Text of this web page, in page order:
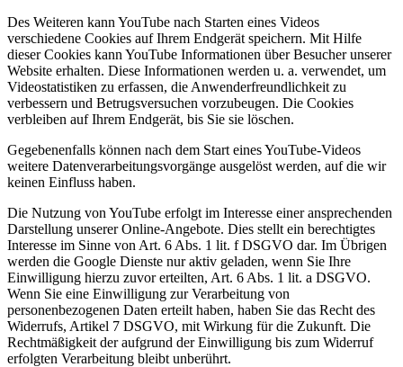
Des Weiteren kann YouTube nach Starten eines Videos
verschiedene Cookies auf Ihrem Endgerät speichern. Mit Hilfe
dieser Cookies kann YouTube Informationen über Besucher unserer
Website erhalten. Diese Informationen werden u. a. verwendet, um
Videostatistiken zu erfassen, die Anwenderfreundlichkeit zu
verbessern und Betrugsversuchen vorzubeugen. Die Cookies
verbleiben auf Ihrem Endgerät, bis Sie sie löschen.
Gegebenenfalls können nach dem Start eines YouTube-Videos
weitere Datenverarbeitungsvorgänge ausgelöst werden, auf die wir
keinen Einfluss haben.
Die Nutzung von YouTube erfolgt im Interesse einer ansprechenden
Darstellung unserer Online-Angebote. Dies stellt ein berechtigtes
Interesse im Sinne von Art. 6 Abs. 1 lit. f DSGVO dar. Im Übrigen
werden die Google Dienste nur aktiv geladen, wenn Sie Ihre
Einwilligung hierzu zuvor erteilten, Art. 6 Abs. 1 lit. a DSGVO.
Wenn Sie eine Einwilligung zur Verarbeitung von
personenbezogenen Daten erteilt haben, haben Sie das Recht des
Widerrufs, Artikel 7 DSGVO, mit Wirkung für die Zukunft. Die
Rechtmäßigkeit der aufgrund der Einwilligung bis zum Widerruf
erfolgten Verarbeitung bleibt unberührt.